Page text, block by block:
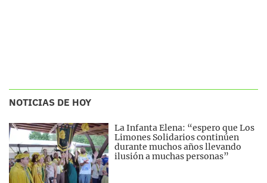
NOTICIAS DE HOY
La Infanta Elena: “espero que Los
Limones Solidarios continúen
durante muchos años llevando
ilusión a muchas personas”